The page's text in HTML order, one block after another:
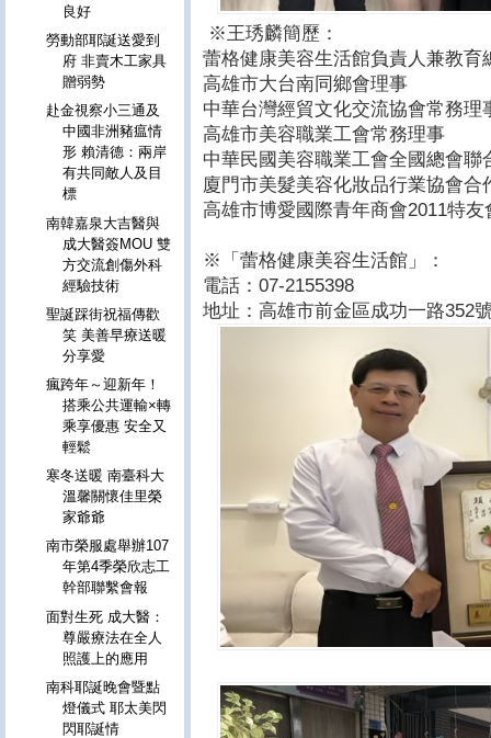
※王琇麟簡歷：
蕾格健康美容生活館負責人兼教育
高雄市大台南同鄉會理事
中華台灣經貿文化交流協會常務理
高雄市美容職業工會常務理事
中華民國美容職業工會全國總會聯
廈門市美髮美容化妝品行業協會
高雄市博愛國際青年商會2011特友
※「蕾格健康美容生活館」：
電話：07-2155398
地址：高雄市前金區成功一路352
良好
勞動部耶誕送愛到
府 非賣木工家具
贈弱勢
赴金視察小三通及
中國非洲豬瘟情
形 賴清德：兩岸
有共同敵人及目
標
南韓嘉泉大吉醫與
成大醫簽MOU 雙
方交流創傷外科
經驗技術
聖誕踩街祝福傳歡
笑 美善早療送暖
分享愛
瘋跨年～迎新年！
搭乘公共運輸×轉
乘享優惠 安全又
輕鬆
寒冬送暖 南臺科大
溫馨關懷佳里榮
家爺爺
南市榮服處舉辦107
年第4季榮欣志工
幹部聯繫會報
面對生死 成大醫：
尊嚴療法在全人
照護上的應用
南科耶誕晚會暨點
燈儀式 耶太美閃
閃耶誕情